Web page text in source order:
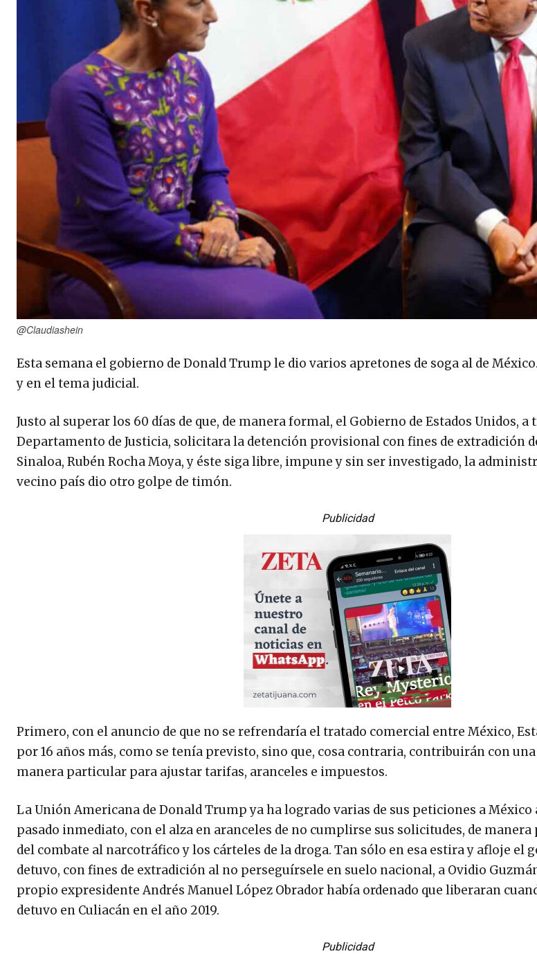
@Claudiashein
Esta semana el gobierno de Donald Trump le dio varios apretones de soga al de
y en el tema judicial.
Justo al superar los 60 días de que, de manera formal, el Gobierno de Estados Unidos, a
Departamento de Justicia, solicitara la detención provisional con fines de extradición
Sinaloa, Rubén Rocha Moya, y éste siga libre, impune y sin ser investigado, la
vecino país dio otro golpe de timón.
Publicidad
Primero, con el anuncio de que no se refrendaría el tratado comercial entre México,
por 16 años más, como se tenía previsto, sino que, cosa contraria, contribuirán con
manera particular para ajustar tarifas, aranceles e impuestos.
La Unión Americana de Donald Trump ya ha logrado varias de sus peticiones a México
pasado inmediato, con el alza en aranceles de no cumplirse sus solicitudes, de
del combate al narcotráfico y los cárteles de la droga. Tan sólo en esa estira y afloje el
detuvo, con fines de extradición al no perseguírsele en suelo nacional, a Ovidio
propio expresidente Andrés Manuel López Obrador había ordenado que liberaran
detuvo en Culiacán en el año 2019.
Publicidad